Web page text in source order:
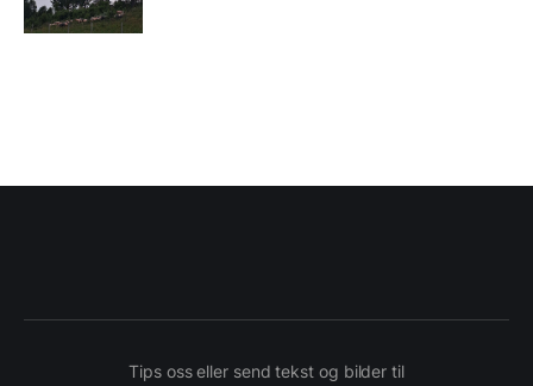
Tips oss eller send tekst og bilder til